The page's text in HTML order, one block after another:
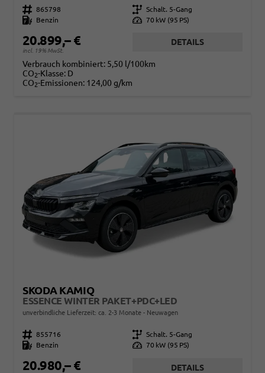
Fahrzeugnr. 865798 Getriebe Schalt. 5-Gang
Kraftstoff
Benzin Leistung 70 kW (95 PS)
20.899,– €
incl. 19% MwSt.
DETAILS
Verbrauch kombiniert: 5,50 l/100km
CO2-Klasse: D
CO2-Emissionen: 124,00 g/km
SKODA KAMIQ
ESSENCE WINTER PAKET+PDC+LED
unverbindliche Lieferzeit: ca. 2-3 Monate Neuwagen
Fahrzeugnr. 855716 Getriebe Schalt. 5-Gang
Kraftstoff
Benzin Leistung 70 kW (95 PS)
20.980,– € DETAILS